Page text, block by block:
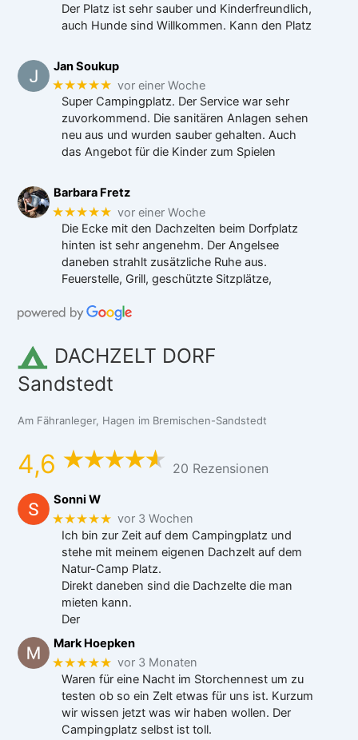
Der Platz ist sehr sauber und Kinderfreundlich,
auch Hunde sind Willkommen. Kann den Platz
Jan Soukup
★★★★★ vor einer Woche
Super Campingplatz. Der Service war sehr
zuvorkommend. Die sanitären Anlagen sehen
neu aus und wurden sauber gehalten. Auch
das Angebot für die Kinder zum Spielen
Barbara Fretz
★★★★★ vor einer Woche
Die Ecke mit den Dachzelten beim Dorfplatz
hinten ist sehr angenehm. Der Angelsee
daneben strahlt zusätzliche Ruhe aus.
Feuerstelle, Grill, geschützte Sitzplätze,
DACHZELT DORF
Sandstedt
Am Fähranleger, Hagen im Bremischen-Sandstedt
4,6 20 Rezensionen
Sonni W
★★★★★ vor 3 Wochen
Ich bin zur Zeit auf dem Campingplatz und
stehe mit meinem eigenen Dachzelt auf dem
Natur-Camp Platz.
Direkt daneben sind die Dachzelte die man
mieten kann.
Der
Mark Hoepken
★★★★★ vor 3 Monaten
Waren für eine Nacht im Storchennest um zu
testen ob so ein Zelt etwas für uns ist. Kurzum
wir wissen jetzt was wir haben wollen. Der
Campingplatz selbst ist toll.